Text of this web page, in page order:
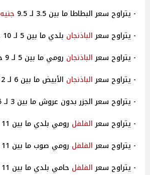
- يتراوح سعر البطاطا ما بين 3.5 لـ 9.5
جنيه
- يتراوح سعرالباذنجان بلدي ما بين 5 لـ 10 جنيهات.
- يتراوح سعرالباذنجان رومي ما بين 5 لـ 9 جنيهات.
- يتراوح سعرالباذنجان الأبيض ما بين 6 لـ 12 جنيها.
- يتراوح سعر الجزر بدون عروش ما بين 3 لـ 5 جنيهات.
- يتراوح سعرالفلفل رومي بلدي ما بين 11 لـ 15 جنيهًا.
- يتراوح سعرالفلفل رومي صوب ما بين 11 لـ 15 جنيها.
- يتراوح سعرالفلفل حامي بلدي ما بين 11 لـ 23 جنيهًا.